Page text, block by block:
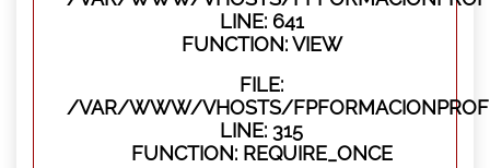
LINE: 641
FUNCTION: VIEW
FILE:
/VAR/WWW/VHOSTS/
LINE: 315
FUNCTION: REQUIRE_ONCE